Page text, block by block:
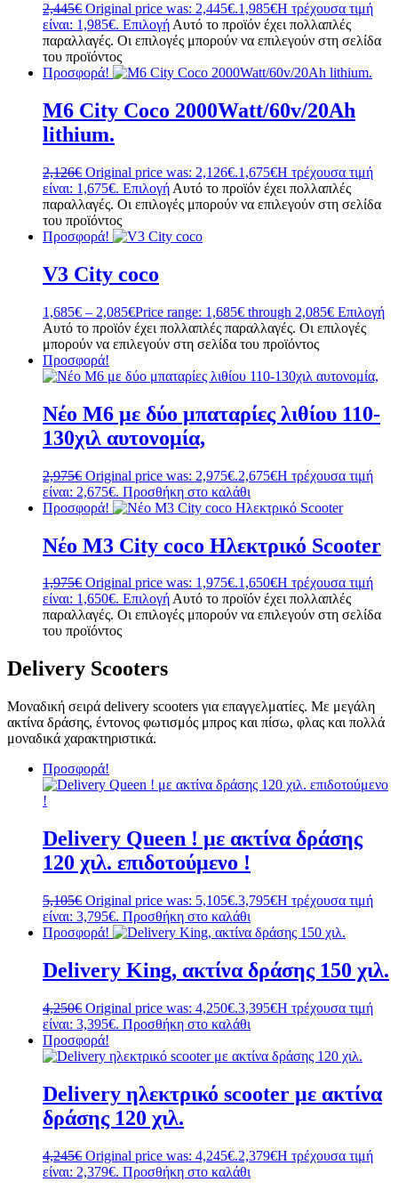
2,445€ Original price was: 2,445€.1,985€Η τρέχουσα τιμή
είναι: 1,985€. Επιλογή Αυτό το προϊόν έχει πολλαπλές
παραλλαγές. Οι επιλογές μπορούν να επιλεγούν στη σελίδα
του προϊόντος
Προσφορά!
M6 City Coco 2000Watt/60v/20Ah
lithium.
2,126€ Original price was: 2,126€.1,675€Η τρέχουσα τιμή
είναι: 1,675€. Επιλογή Αυτό το προϊόν έχει πολλαπλές
παραλλαγές. Οι επιλογές μπορούν να επιλεγούν στη σελίδα
του προϊόντος
Προσφορά!
V3 City coco
1,685€ – 2,085€Price range: 1,685€ through 2,085€ Επιλογή
Αυτό το προϊόν έχει πολλαπλές παραλλαγές. Οι επιλογές
μπορούν να επιλεγούν στη σελίδα του προϊόντος
Προσφορά!
Νέο M6 με δύο μπαταρίες λιθίου 110-
130χιλ αυτονομία,
2,975€ Original price was: 2,975€.2,675€Η τρέχουσα τιμή
είναι: 2,675€. Προσθήκη στο καλάθι
Προσφορά!
Νέο M3 City coco Ηλεκτρικό Scooter
1,975€ Original price was: 1,975€.1,650€Η τρέχουσα τιμή
είναι: 1,650€. ΕπιλογήΑυτό το προϊόν έχει πολλαπλές
παραλλαγές. Οι επιλογές μπορούν να επιλεγούν στη σελίδα
του προϊόντος
Delivery Scooters
Μοναδική σειρά delivery scooters για επαγγελματίες. Με μεγάλη
ακτίνα δράσης, έντονος φωτισμός μπρος και πίσω, φλας και πολλά
μοναδικά χαρακτηριστικά.
Προσφορά!
Delivery Queen ! με ακτίνα δράσης
120 χιλ. επιδοτούμενο !
5,105€ Original price was: 5,105€.3,795€Η τρέχουσα τιμή
είναι: 3,795€. Προσθήκη στο καλάθι
Προσφορά!
Delivery King, ακτίνα δράσης 150 χιλ.
4,250€ Original price was: 4,250€.3,395€Η τρέχουσα τιμή
είναι: 3,395€. Προσθήκη στο καλάθι
Προσφορά!
Delivery ηλεκτρικό scooter με ακτίνα
δράσης 120 χιλ.
4,245€ Original price was: 4,245€.2,379€Η τρέχουσα τιμή
είναι: 2,379€. Προσθήκη στο καλάθι